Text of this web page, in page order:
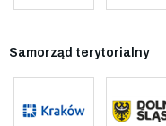
Samorząd terytorialny